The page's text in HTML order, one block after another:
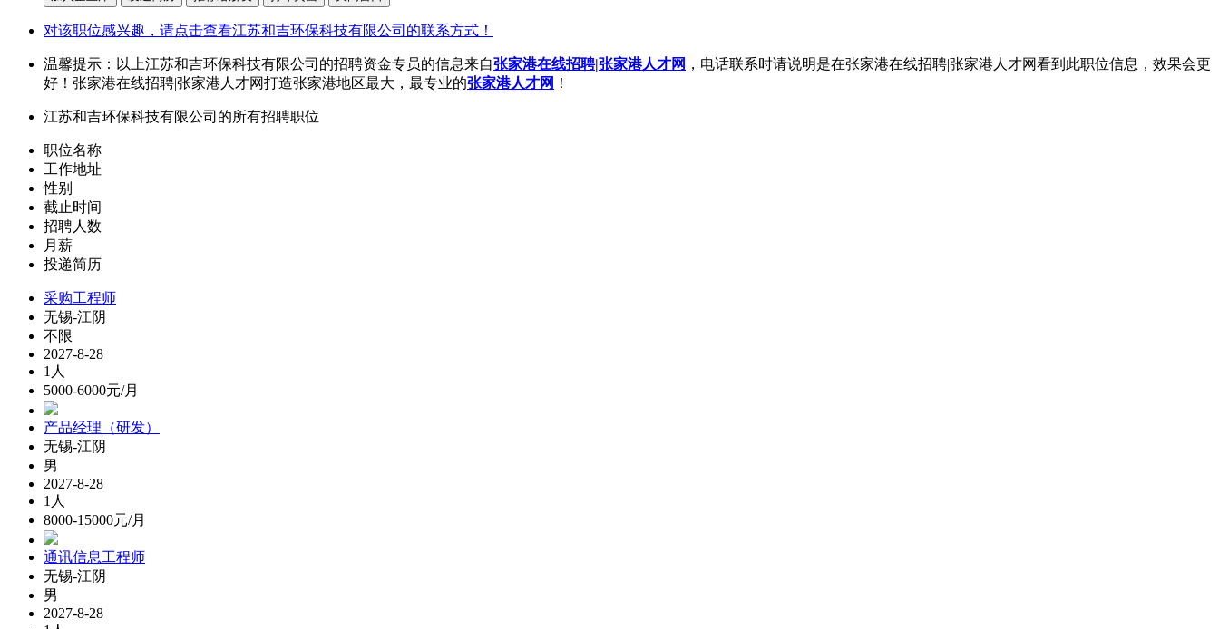
对该职位感兴趣，请点击查看江苏和吉环保科技有限公司的联系方式！
温馨提示：以上江苏和吉环保科技有限公司的招聘资金专员的信息来自张家港在线招聘|张家港人才网 ，电话联系时请说明是在张家港在线招聘|张家港人才网看到此职位信息，效果会更
好！张家港在线招聘|张家港人才网打造张家港地区最大，最专业的张家港人才网 ！
江苏和吉环保科技有限公司的所有招聘职位
职位名称
工作地址
性别
截止时间
招聘人数
月薪
投递简历
采购工程师
无锡-江阴
不限
2027-8-28
1人
5000-6000元/月
产品经理（研发）
无锡-江阴
男
2027-8-28
1人
8000-15000元/月
通讯信息工程师
无锡-江阴
男
2027-8-28